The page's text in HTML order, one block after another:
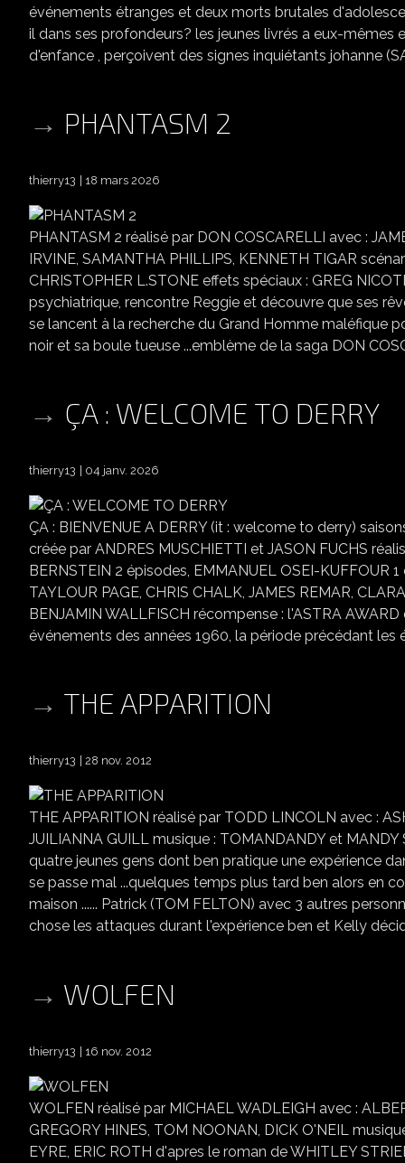
événements étranges et deux morts brutales
il dans ses profondeurs? les jeunes livrés a eux-mêmes
d'enfance , perçoivent des signes inquiétants johanne
PHANTASM 2
thierry13 18 mars 2026
PHANTASM 2 réalisé par DON COSCARELLI avec :
IRVINE, SAMANTHA PHILLIPS, KENNETH TIGAR
CHRISTOPHER L.STONE effets spéciaux : GREG
psychiatrique, rencontre Reggie et découvre que ses
se lancent à la recherche du Grand Homme maléfique
noir et sa boule tueuse ...emblème de la saga DON
ÇA : WELCOME TO DERRY
thierry13 04 janv. 2026
ÇA : BIENVENUE A DERRY (it : welcome to derry)
créée par ANDRES MUSCHIETTI et JASON FUCHS
BERNSTEIN 2 épisodes, EMMANUEL OSEI-KUFFOUR
TAYLOUR PAGE, CHRIS CHALK, JAMES REMAR,
BENJAMIN WALLFISCH récompense : l'ASTRA
événements des années 1960, la période précédant les
THE APPARITION
thierry13 28 nov. 2012
THE APPARITION réalisé par TODD LINCOLN avec :
JUILIANNA GUILL musique : TOMANDANDY et
quatre jeunes gens dont ben pratique une expérience
se passe mal ...quelques temps plus tard ben alors en
maison ...... Patrick (TOM FELTON) avec 3 autres
chose les attaques durant l'expérience ben et Kelly
WOLFEN
thierry13 16 nov. 2012
WOLFEN réalisé par MICHAEL WADLEIGH avec :
GREGORY HINES, TOM NOONAN, DICK O'NEIL
EYRE, ERIC ROTH d'apres le roman de WHITLEY